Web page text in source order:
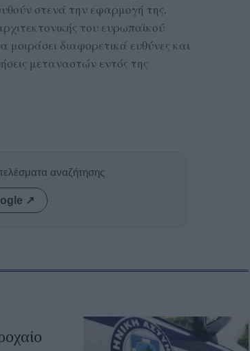
στενά την εφαρμογή της.
του ευρωπαϊκού
μοιράσει διαφορετικά ευθύνες και
μεταναστών εντός της
αναζήτησης
↗